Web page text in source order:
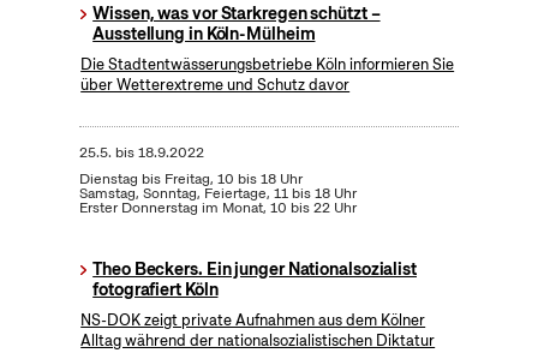
Wissen, was vor Starkregen schützt –
Ausstellung in Köln-Mülheim
Die Stadtentwässerungsbetriebe Köln informieren Sie
über Wetterextreme und Schutz davor
25.5. bis18.9.2022
Dienstag bis Freitag, 10 bis 18 Uhr
Samstag, Sonntag, Feiertage, 11 bis 18 Uhr
Erster Donnerstag im Monat, 10 bis 22 Uhr
Theo Beckers. Ein junger Nationalsozialist
fotografiert Köln
NS-DOK zeigt private Aufnahmen aus dem Kölner
Alltag während der nationalsozialistischen Diktatur